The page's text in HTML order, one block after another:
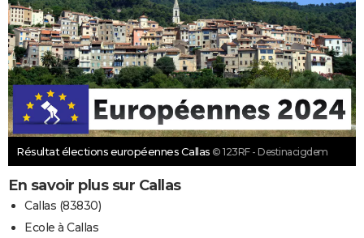
Résultat élections européennes Callas © 123RF - Destinacigdem
En savoir plus sur Callas
Callas (83830)
Ecole à Callas